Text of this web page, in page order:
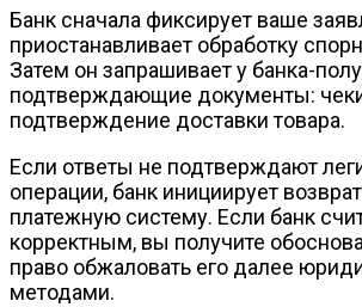
Банк сначала фиксирует ваше
приостанавливает обработку
Затем он запрашивает у банка-
подтверждающие документы:
подтверждение доставки товара.
Если ответы не подтверждают
операции, банк инициирует
платежную систему. Если банк
корректным, вы получите
право обжаловать его далее
методами.